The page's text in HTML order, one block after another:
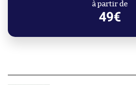
à partir de
49€